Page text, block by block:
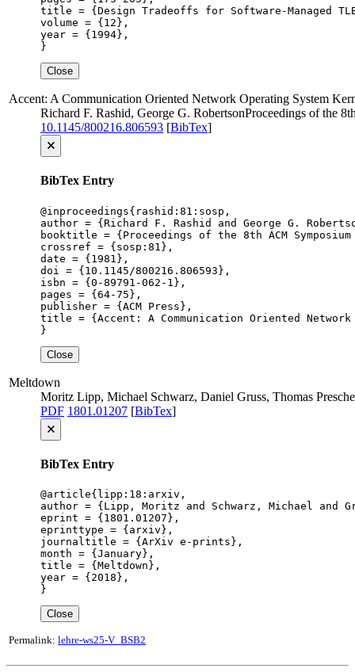
title = {Design Tradeoffs for Software-Managed
volume = {12},
year = {1994},
}
Close
Accent: A Communication Oriented Network Operating System
Richard F. Rashid, George G. RobertsonProceedings of the
10.1145/800216.806593 [BibTex]
🗙
BibTex Entry
@inproceedings{rashid:81:sosp,
author = {Richard F. Rashid and George G.
booktitle = {Proceedings of the 8th ACM
crossref = {sosp:81},
date = {1981},
doi = {10.1145/800216.806593},
isbn = {0-89791-062-1},
pages = {64-75},
publisher = {ACM Press},
title = {Accent: A Communication Oriented
}
Close
Meltdown
Moritz Lipp, Michael Schwarz, Daniel Gruss, Thomas
PDF 1801.01207 [BibTex]
🗙
BibTex Entry
@article{lipp:18:arxiv,
author = {Lipp, Moritz and Schwarz, Michael and
eprint = {1801.01207},
eprinttype = {arxiv},
journaltitle = {ArXiv e-prints},
month = {January},
title = {Meltdown},
year = {2018},
}
Close
Permalink: lehre-ws25-V_BSB2